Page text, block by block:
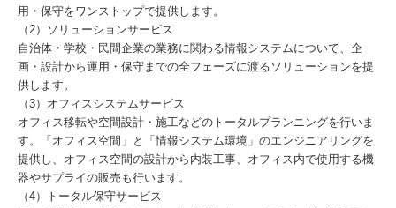
用・保守をワンストップで提供します。
（2）ソリューションサービス
自治体・学校・民間企業の業務に関わる情報システムについて、企
画・設計から運用・保守までの全フェーズに渡るソリューションを提
供します。
（3）オフィスシステムサービス
オフィス移転や空間設計・施工などのトータルプランニングを行いま
す。「オフィス空間」と「情報システム環境」のエンジニアリングを
提供し、オフィス空間の設計から内装工事、オフィス内で使用する機
器やサプライの販売も行います。
（4）トータル保守サービス